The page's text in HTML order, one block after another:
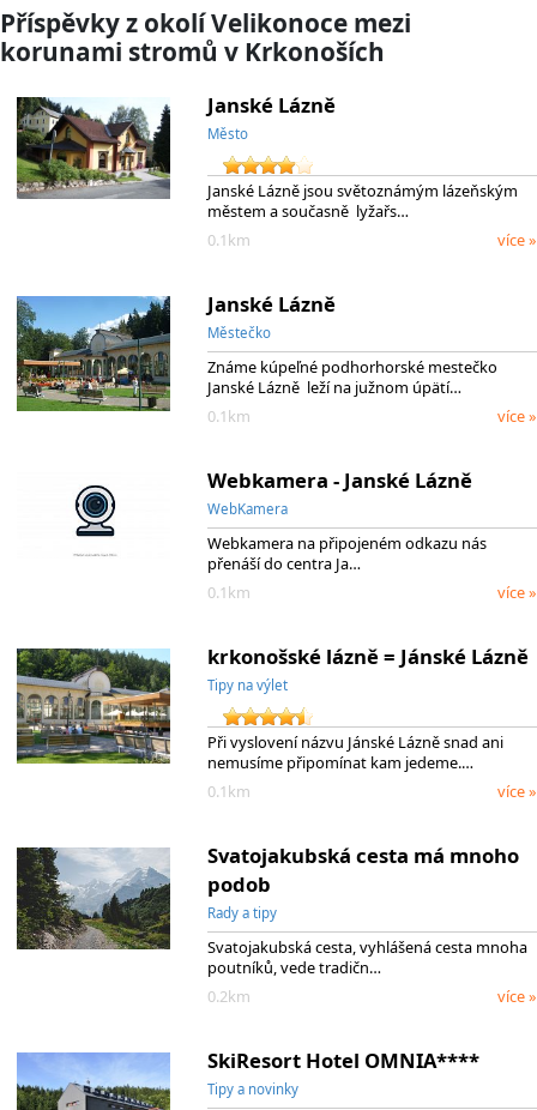
Příspěvky z okolí Velikonoce mezi
korunami stromů v Krkonoších
Janské Lázně
Město
Janské Lázně jsou světoznámým lázeňským
městem a současně lyžařs…
0.1km
více »
Janské Lázně
Městečko
Známe kúpeľné podhorhorské mestečko
Janské Lázně leží na južnom úpätí…
0.1km
více »
Webkamera - Janské Lázně
WebKamera
Webkamera na připojeném odkazu nás
přenáší do centra Ja…
0.1km
více »
krkonošské lázně = Jánské Lázně
Tipy na výlet
Při vyslovení názvu Jánské Lázně snad ani
nemusíme připomínat kam jedeme.…
0.1km
více »
Svatojakubská cesta má mnoho
podob
Rady a tipy
Svatojakubská cesta, vyhlášená cesta mnoha
poutníků, vede tradičn…
0.2km
více »
SkiResort Hotel OMNIA****
Tipy a novinky